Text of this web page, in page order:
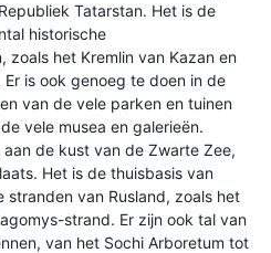
Tatarstan. Het is de
historische
zoals het Kremlin van Kazan en
is ook genoeg te doen in de
van de vele parken en tuinen
vele musea en galerieën.
aan de kust van de Zwarte Zee,
Het is de thuisbasis van
stranden van Rusland, zoals het
strand. Er zijn ook tal van
van het Sochi Arboretum tot